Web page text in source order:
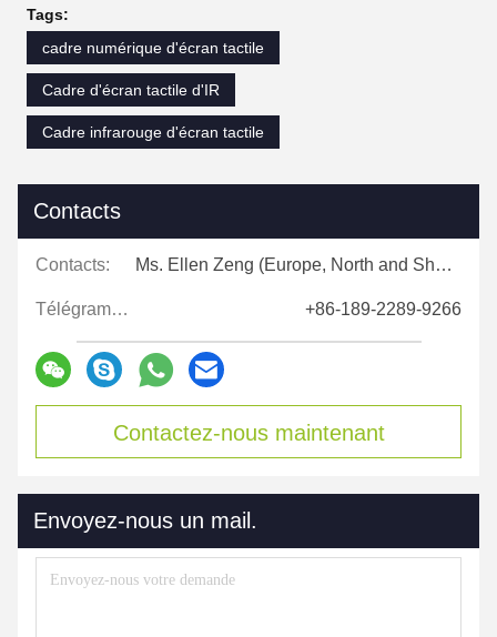
Tags:
cadre numérique d'écran tactile
Cadre d'écran tactile d'IR
Cadre infrarouge d'écran tactile
Contacts
Contacts: Ms. Ellen Zeng (Europe, North and Shouth America)
Télégramme: +86-189-2289-9266
Contactez-nous maintenant
Envoyez-nous un mail.